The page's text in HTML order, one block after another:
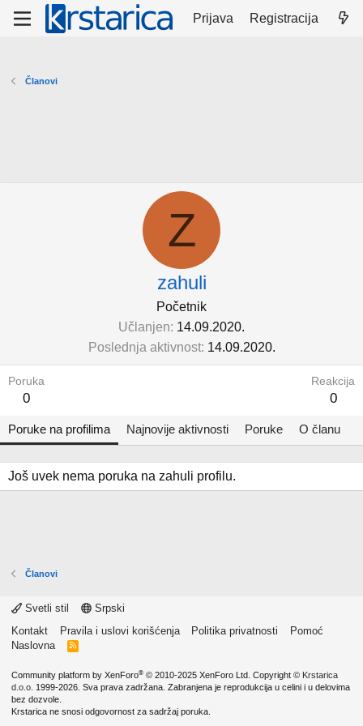
Prijava Registracija
Članovi
Z
zahuli
Početnik
Učlanjen 14.09.2020.
Poslednja aktivnost 14.09.2020.
Poruka
0
Reakcija
0
Poruke na profilima Najnovije aktivnosti Poruke O članu
Još uvek nema poruka na zahuli profilu.
Članovi
Svetli stil
Srpski
Kontakt
Pravila i uslovi korišćenja Politika privatnosti
Pomoć
Naslovna
R
Community platform by XenForo® © 2010-2025 XenForo Ltd. Copyright © Krstarica
d.o.o. 1999-2026. Sva prava zadržana. Zabranjena je reprodukcija u celini i u delovima
bez dozvole.
Krstarica ne snosi odgovornost za sadržaj poruka.